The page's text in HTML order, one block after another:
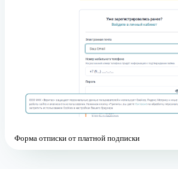
Форма отписки от платной подписки